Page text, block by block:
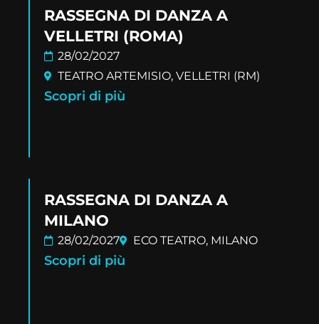
RASSEGNA DI DANZA A
VELLETRI (ROMA)
28/02/2027
TEATRO ARTEMISIO, VELLETRI (RM)
Scopri di più
RASSEGNA DI DANZA A
MILANO
28/02/2027 ECO TEATRO, MILANO
Scopri di più